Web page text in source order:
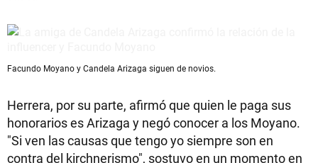
Facundo Moyano y Candela Arizaga siguen de novios.
Herrera, por su parte, afirmó que quien le paga sus
honorarios es Arizaga y negó conocer a los Moyano.
"Si ven las causas que tengo yo siempre son en
contra del kirchnerismo", sostuvo en un momento en